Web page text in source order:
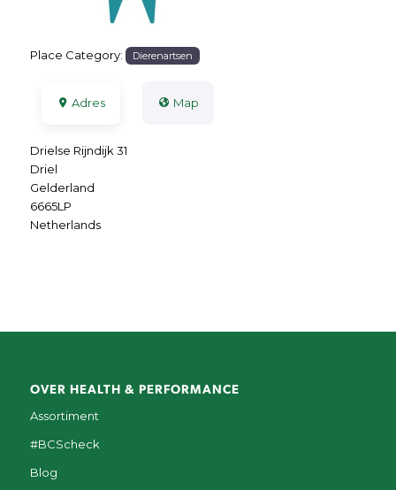
Place Category: Dierenartsen
Adres Map
Drielse Rijndijk 31
Driel
Gelderland
6665LP
Netherlands
OVER HEALTH & PERFORMANCE
Assortiment
#BCScheck
Blog